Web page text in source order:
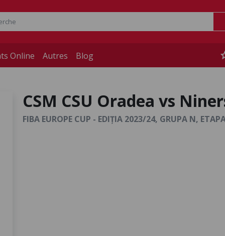
Online Autres Blog
CSM CSU Oradea vs
FIBA EUROPE CUP - EDIȚIA 2023/24, GRUPA N,